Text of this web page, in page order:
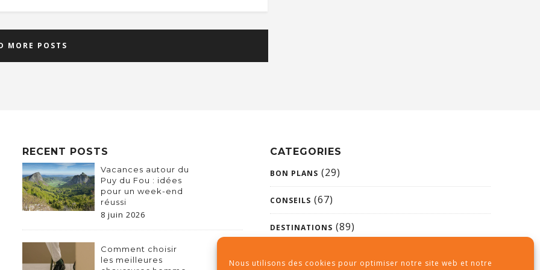
Nous utilisons des cookies pour optimiser notre site web et notre
MORE POSTS
RECENT POSTS
Vacances autour du
Puy du Fou : idées
pour un week-end
réussi
8 juin 2026
Comment choisir
les meilleures
CATEGORIES
BON PLANS (29)
CONSEILS (67)
DESTINATIONS (89)